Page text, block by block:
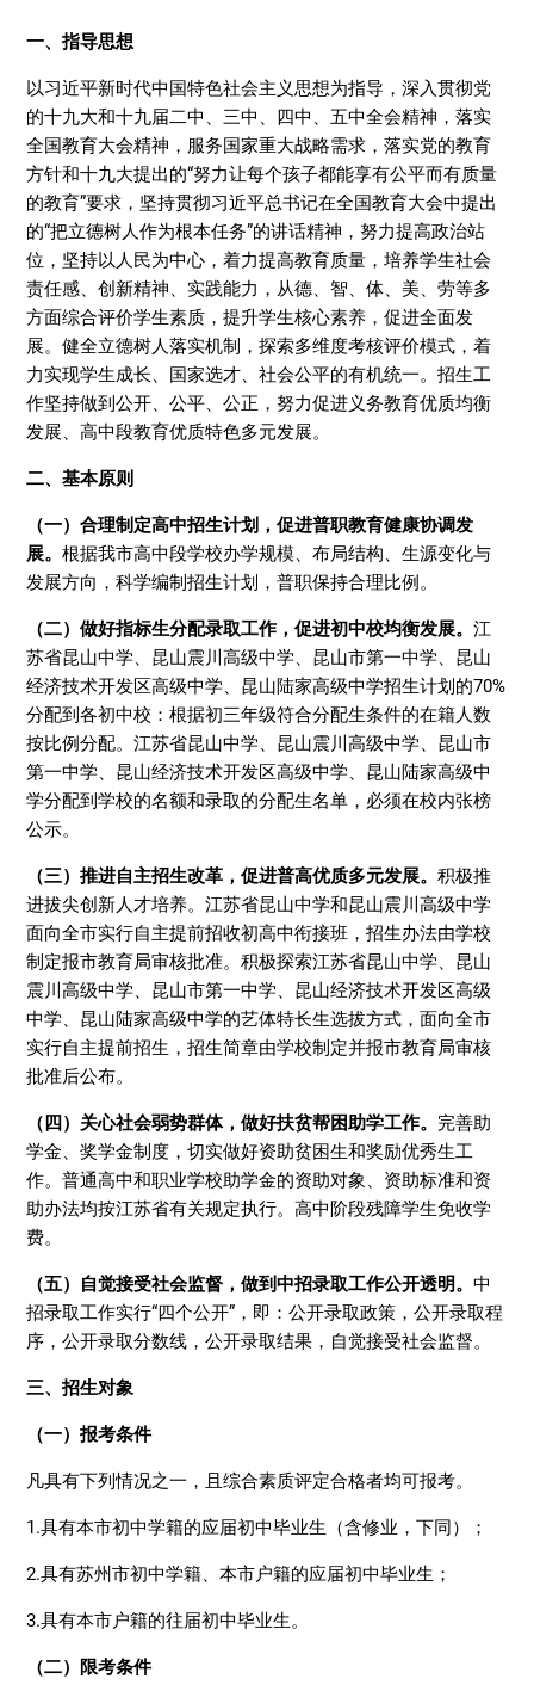
一、指导思想
以习近平新时代中国特色社会主义思想为指导，深入贯彻党
的十九大和十九届二中、三中、四中、五中全会精神，落实
全国教育大会精神，服务国家重大战略需求，落实党的教育
方针和十九大提出的“努力让每个孩子都能享有公平而有质量
的教育”要求，坚持贯彻习近平总书记在全国教育大会中提出
的“把立德树人作为根本任务”的讲话精神，努力提高政治站
位，坚持以人民为中心，着力提高教育质量，培养学生社会
责任感、创新精神、实践能力，从德、智、体、美、劳等多
方面综合评价学生素质，提升学生核心素养，促进全面发
展。健全立德树人落实机制，探索多维度考核评价模式，着
力实现学生成长、国家选才、社会公平的有机统一。招生工
作坚持做到公开、公平、公正，努力促进义务教育优质均衡
发展、高中段教育优质特色多元发展。
二、基本原则
（一）合理制定高中招生计划，促进普职教育健康协调发
展。 根据我市高中段学校办学规模、布局结构、生源变化与
发展方向，科学编制招生计划，普职保持合理比例。
（二）做好指标生分配录取工作，促进初中校均衡发展。 江
苏省昆山中学、昆山震川高级中学、昆山市第一中学、昆山
经济技术开发区高级中学、昆山陆家高级中学招生计划的70%
分配到各初中校：根据初三年级符合分配生条件的在籍人数
按比例分配。江苏省昆山中学、昆山震川高级中学、昆山市
第一中学、昆山经济技术开发区高级中学、昆山陆家高级中
学分配到学校的名额和录取的分配生名单，必须在校内张榜
公示。
（三）推进自主招生改革，促进普高优质多元发展。 积极推
进拔尖创新人才培养。江苏省昆山中学和昆山震川高级中学
面向全市实行自主提前招收初高中衔接班，招生办法由学校
制定报市教育局审核批准。积极探索江苏省昆山中学、昆山
震川高级中学、昆山市第一中学、昆山经济技术开发区高级
中学、昆山陆家高级中学的艺体特长生选拔方式，面向全市
实行自主提前招生，招生简章由学校制定并报市教育局审核
批准后公布。
（四）关心社会弱势群体，做好扶贫帮困助学工作。 完善助
学金、奖学金制度，切实做好资助贫困生和奖励优秀生工
作。普通高中和职业学校助学金的资助对象、资助标准和资
助办法均按江苏省有关规定执行。高中阶段残障学生免收学
费。
（五）自觉接受社会监督，做到中招录取工作公开透明。 中
招录取工作实行“四个公开”，即：公开录取政策，公开录取程
序，公开录取分数线，公开录取结果，自觉接受社会监督。
三、招生对象
（一）报考条件
凡具有下列情况之一，且综合素质评定合格者均可报考。
1.具有本市初中学籍的应届初中毕业生（含修业，下同）；
2.具有苏州市初中学籍、本市户籍的应届初中毕业生；
3.具有本市户籍的往届初中毕业生。
（二）限考条件